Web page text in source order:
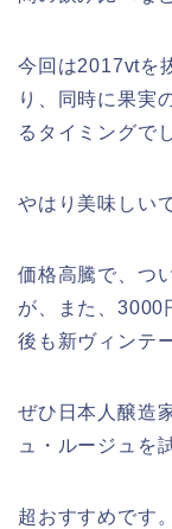
今回は2017vtを
り、同時に果実
るタイミングで
やはり美味しい
価格高騰で、つ
が、また、3000
後も新ヴィンテ
ぜひ日本人醸造
ュ・ルージュを
超おすすめです。